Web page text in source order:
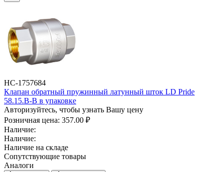
НС-1757684
Клапан обратный пружинный латунный шток LD Pride
58.15.В-В в упаковке
Авторизуйтесь, чтобы узнать Вашу цену
Розничная цена: 357.00 ₽
Наличие:
Наличие:
Наличие на складе
Сопутствующие товары
Аналоги